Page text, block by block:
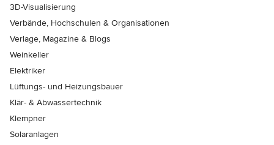
3D-Visualisierung
Verbände, Hochschulen & Organisationen
Verlage, Magazine & Blogs
Weinkeller
Elektriker
Lüftungs- und Heizungsbauer
Klär- & Abwassertechnik
Klempner
Solaranlagen